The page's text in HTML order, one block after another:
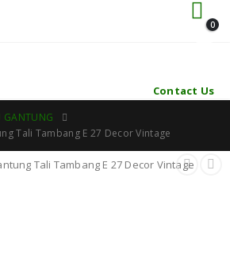
0
Contact Us
GANTUNG
Tali Tambang E 27 Decor Vintage